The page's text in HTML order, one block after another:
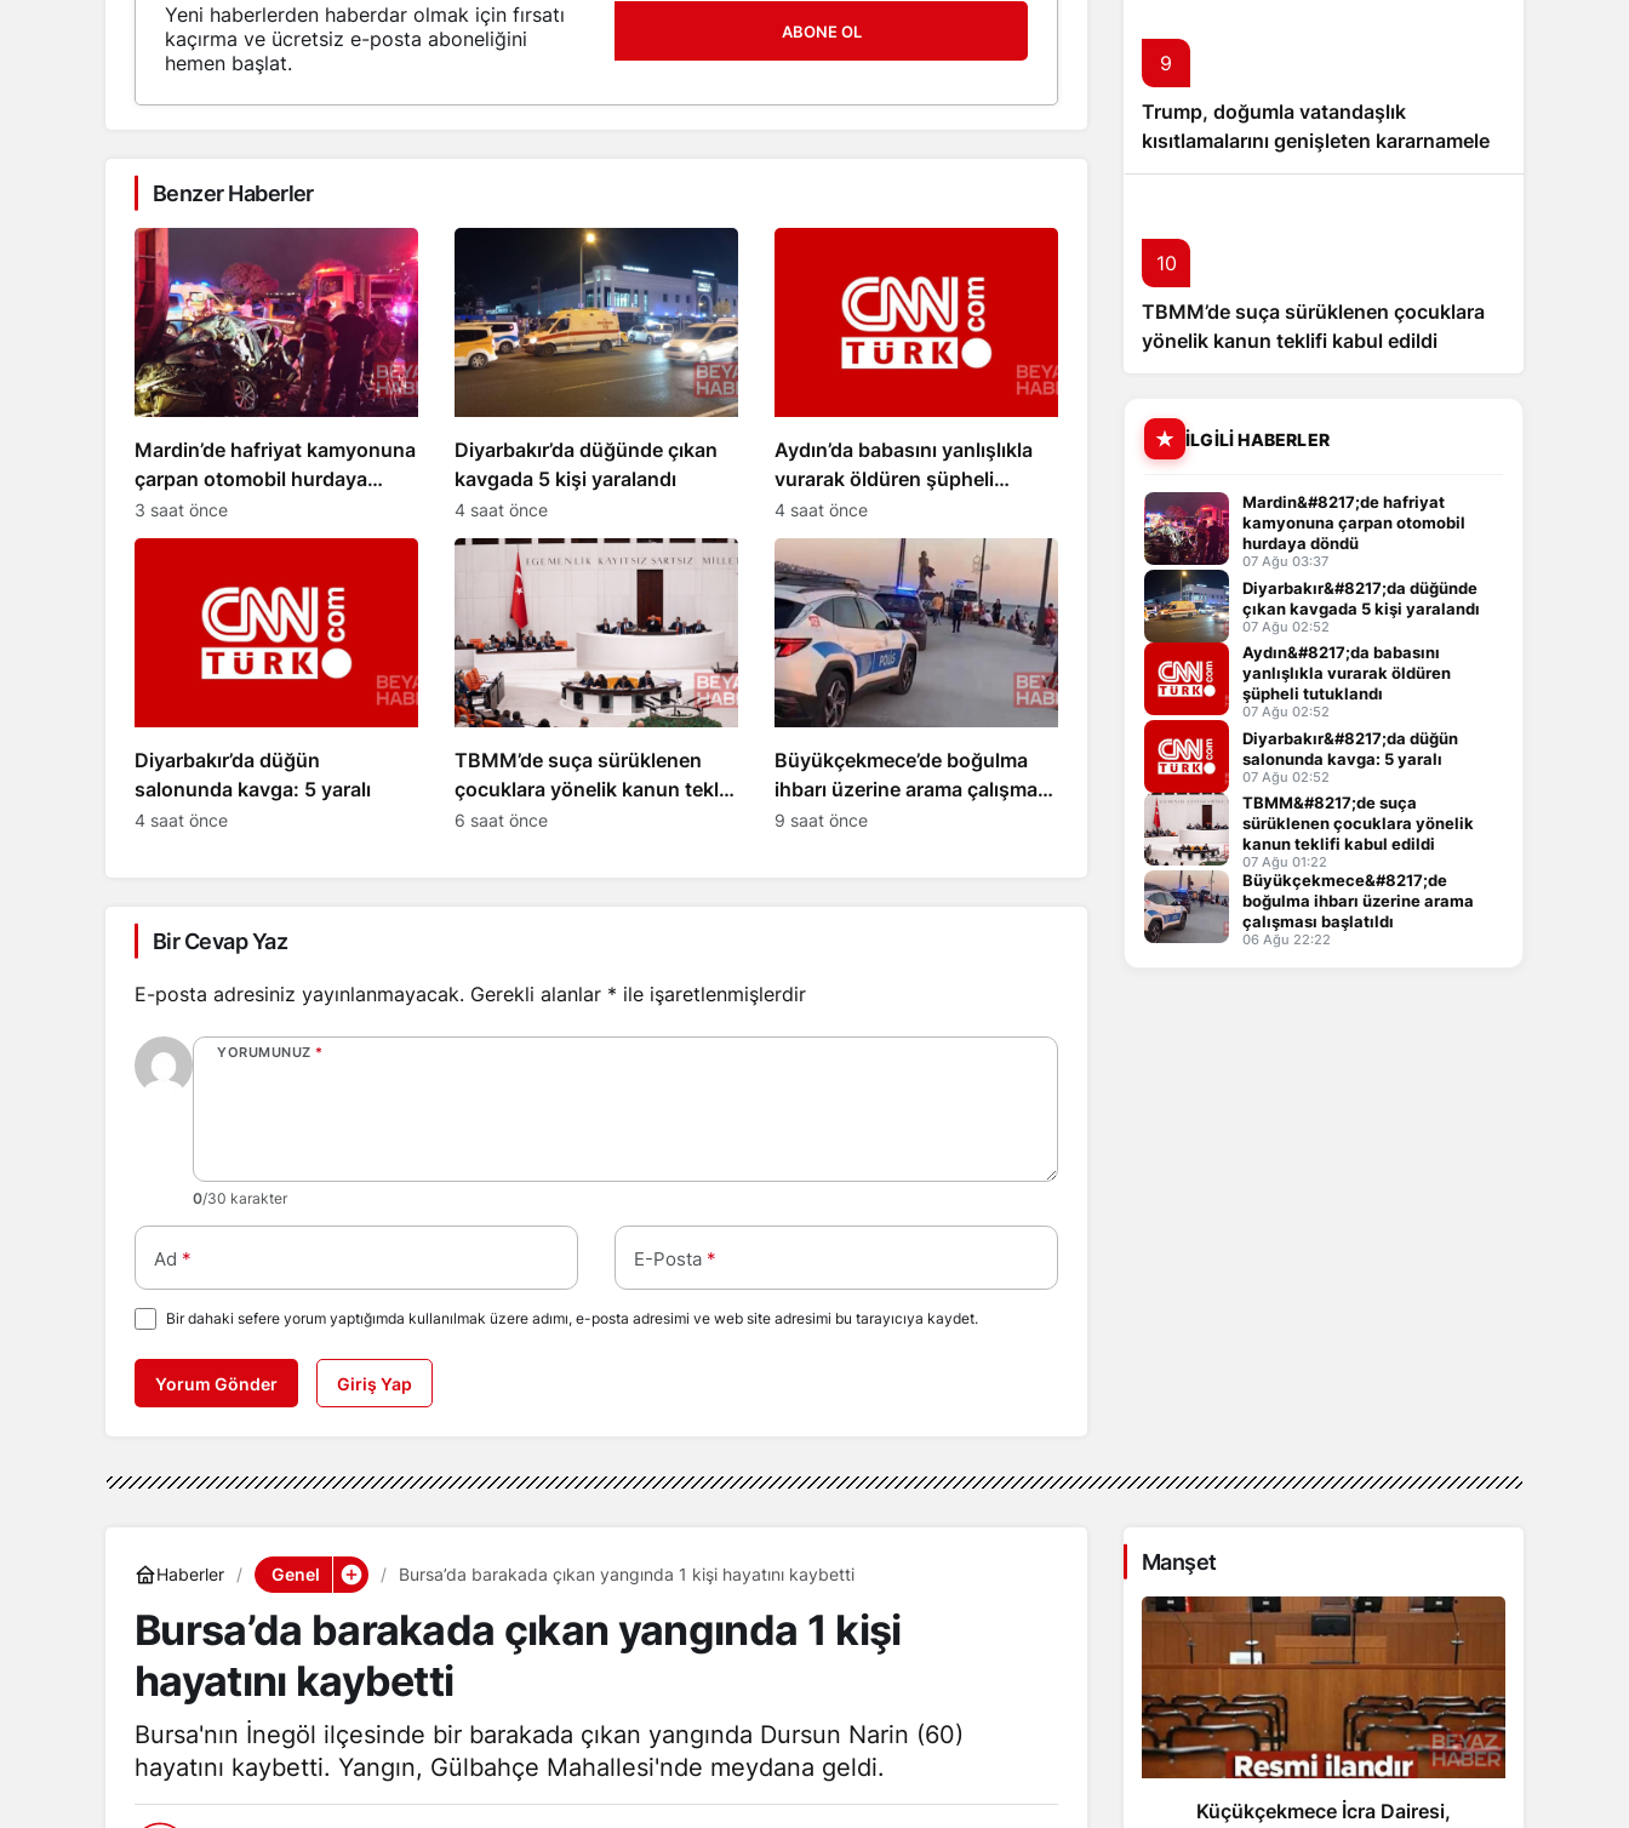
Yeni haberlerden haberdar olmak için fırsatı
kaçırma ve ücretsiz e-posta aboneliğini
hemen başlat.
ABONE OL
Benzer Haberler
Mardin’de hafriyat kamyonuna
çarpan otomobil hurdaya
döndü
3 saat önce
Diyarbakır’da düğünde çıkan
kavgada 5 kişi yaralandı
4 saat önce
Aydın’da babasını yanlışlıkla
vurarak öldüren şüpheli
tutuklandı
4 saat önce
Diyarbakır’da düğün
salonunda kavga: 5 yaralı
4 saat önce
TBMM’de suça sürüklenen
çocuklara yönelik kanun teklifi
kabul edildi
6 saat önce
Büyükçekmece’de boğulma
ihbarı üzerine arama çalışması
başlatıldı
9 saat önce
Bir Cevap Yaz
E-posta adresiniz yayınlanmayacak. Gerekli alanlar * ile işaretlenmişlerdir
YORUMUNUZ *
0/30 karakter
Ad * E-Posta *
Bir dahaki sefere yorum yaptığımda kullanılmak üzere adımı, e-posta adresimi ve web site adresimi bu tarayıcıya kaydet.
Yorum Gönder Giriş Yap
9
Trump, doğumla vatandaşlık
kısıtlamalarını genişleten kararnameler
imzaladı
10
TBMM’de suça sürüklenen çocuklara
yönelik kanun teklifi kabul edildi
İLGILI HABERLER
Mardin&#8217;de hafriyat
kamyonuna çarpan otomobil
hurdaya döndü
07 Ağu 03:37
Diyarbakır&#8217;da düğünde
çıkan kavgada 5 kişi yaralandı
07 Ağu 02:52
Aydın&#8217;da babasını
yanlışlıkla vurarak öldüren
şüpheli tutuklandı
07 Ağu 02:52
Diyarbakır&#8217;da düğün
salonunda kavga: 5 yaralı
07 Ağu 02:52
TBMM&#8217;de suça
sürüklenen çocuklara yönelik
kanun teklifi kabul edildi
07 Ağu 01:22
Büyükçekmece&#8217;de
boğulma ihbarı üzerine arama
çalışması başlatıldı
06 Ağu 22:22
Haberler Genel Bursa’da barakada çıkan yangında 1 kişi hayatını kaybetti
Bursa’da barakada çıkan yangında 1 kişi
hayatını kaybetti
Bursa'nın İnegöl ilçesinde bir barakada çıkan yangında Dursun Narin (60)
hayatını kaybetti. Yangın, Gülbahçe Mahallesi'nde meydana geldi.
Manşet
Küçükçekmece İcra Dairesi,